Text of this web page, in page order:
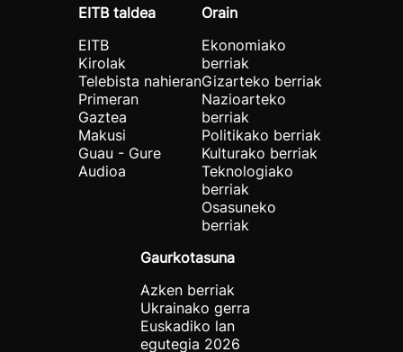
EITB taldea
EITB
Kirolak
Telebista nahieran
Primeran
Gaztea
Makusi
Guau - Gure
Audioa
Orain
Ekonomiako
berriak
Gizarteko berriak
Nazioarteko
berriak
Politikako berriak
Kulturako berriak
Teknologiako
berriak
Osasuneko
berriak
Gaurkotasuna
Azken berriak
Ukrainako gerra
Euskadiko lan
egutegia 2026